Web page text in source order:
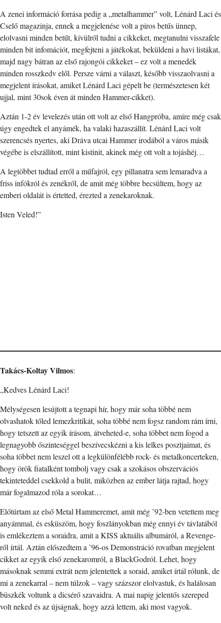
A zenei információ forrása pedig a „metalhammer” volt, Lénárd Laci és
Cselő magazinja, ennek a megjelenése volt a piros betűs ünnep,
elolvasni minden betűt, kívülről tudni a cikkeket, megtanulni visszafele
minden bit infomációt, megfejteni a játékokat, beküldeni a havi listákat,
majd nagy bátran az első rajongói cikkeket – ez volt a menedék
minden rosszkedv elől. Persze várni a választ, később visszaolvasni a
megjelent írásokat, amiket Lénárd Laci gépelt be (természetesen két
ujjal, mint 30sok éven át minden Hammer-cikket).
Aztán 1-2 év levelezés után ott volt az első Hangpróba, amire még csak
úgy engedtek el anyámék, ha valaki hazaszállít. Lénárd Laci volt
szerencsés nyertes, aki Dráva utcai Hammer irodából a város másik
végébe is elszállított, mint kistinit, akinek még ott volt a tojáshéj…
A legtöbbet tudtad erről a műfajról, egy pillanatra sem lemaradva a
friss infókról és zenékről, de amit még többre becsültem, hogy az
emberi oldalát is értetted, érezted a zenekaroknak.
Isten Veled!”
Takács-Koltay Vilmos:
„Kedves Lénárd Laci!
Mélységesen lesújtott a tegnapi hír, hogy már soha többé nem
olvashatok tőled lemezkritikát, soha többé nem fogsz random rám írni,
hogy tetszett az egyik írásom, átveheted-e, soha többet nem fogod a
legnagyobb őszinteséggel beszívecskézni a kis lelkes posztjaimat, és
soha többet nem leszel ott a legkülönfélébb rock- és metalkoncerteken,
hogy örök fiatalként tombolj vagy csak a szokásos obszervációs
tekinteteddel csekkold a bulit, miközben az ember látja rajtad, hogy
már fogalmazod róla a sorokat…
Előtúrtam az első Metal Hammeremet, amit még ’92-ben vetettem meg
anyámmal, és esküszöm, hogy foszlányokban még ennyi év távlatából
is emlékeztem a soraidra, amit a KISS aktuális albumáról, a Revenge-
ről írtál. Aztán előszedtem a ’96-os Demonstráció rovatban megjelent
cikket az egyik első zenekaromról, a BlackGodról. Lehet, hogy
másoknak semmi extrát nem jelentettek a soraid, amiket írtál rólunk, de
mi a zenekarral – nem túlzok – vagy százszor elolvastuk, és halálosan
büszkék voltunk a dicsérő szavaidra. A mai napig jelentős szereped
volt neked és az újságnak, hogy azzá lettem, aki most vagyok.